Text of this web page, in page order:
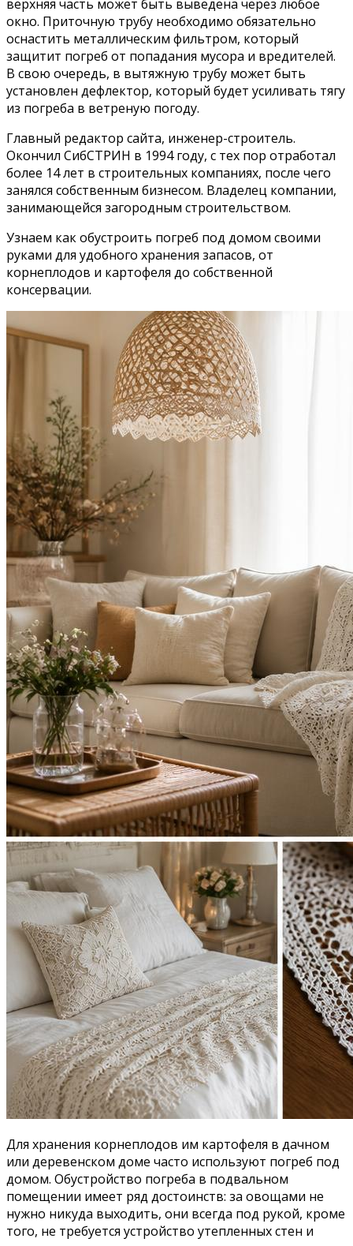
верхняя часть может быть выведена через любое
окно. Приточную трубу необходимо обязательно
оснастить металлическим фильтром, который
защитит погреб от попадания мусора и вредителей.
В свою очередь, в вытяжную трубу может быть
установлен дефлектор, который будет усиливать тягу
из погреба в ветреную погоду.
Главный редактор сайта, инженер-строитель.
Окончил СибСТРИН в 1994 году, с тех пор отработал
более 14 лет в строительных компаниях, после чего
занялся собственным бизнесом. Владелец компании,
занимающейся загородным строительством.
Узнаем как обустроить погреб под домом своими
руками для удобного хранения запасов, от
корнеплодов и картофеля до собственной
консервации.
Для хранения корнеплодов им картофеля в дачном
или деревенском доме часто используют погреб под
домом. Обустройство погреба в подвальном
помещении имеет ряд достоинств: за овощами не
нужно никуда выходить, они всегда под рукой, кроме
того, не требуется устройство утепленных стен и